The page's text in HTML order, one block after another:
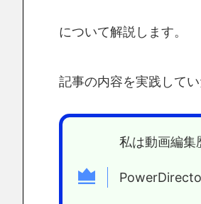
について解説します。
記事の内容を実践して
私は動画編集